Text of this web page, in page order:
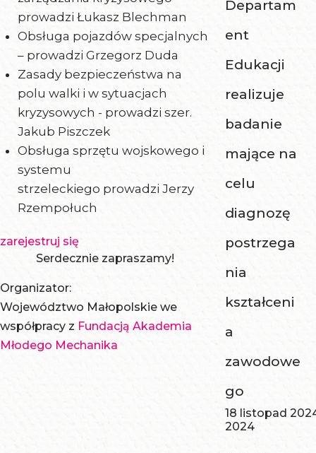
prowadzi Łukasz Blechman
Obsługa pojazdów specjalnych
– prowadzi Grzegorz Duda
Zasady bezpieczeństwa na
polu walki i w sytuacjach
kryzysowych - prowadzi szer.
Jakub Piszczek
Obsługa sprzętu wojskowego i
systemu
strzeleckiego prowadzi Jerzy
Rzempołuch
zarejestruj się
Serdecznie zapraszamy!
Organizator:
Województwo Małopolskie we
współpracy z Fundacją Akademia
Młodego Mechanika
Departam
ent
Edukacji
realizuje
badanie
mające na
celu
diagnozę
postrzega
nia
kształceni
a
zawodowe
go
18 listopad
2024